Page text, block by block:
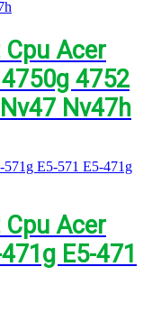
Cpu Acer
4752
Nv47h
Cpu Acer
E5-471